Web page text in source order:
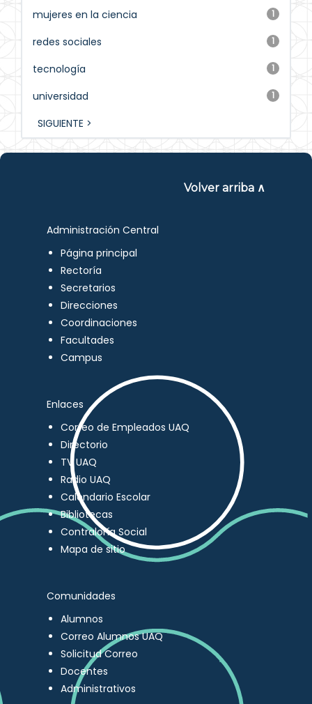
1
mujeres en la ciencia
1
redes sociales
1
tecnología
1
universidad
SIGUIENTE >
Volver arriba ∧
Administración Central
Página principal
Rectoría
Secretarios
Direcciones
Coordinaciones
Facultades
Campus
Enlaces
Correo de Empleados UAQ
Directorio
TV UAQ
Radio UAQ
Calendario Escolar
Bibliotecas
Contraloría Social
Mapa de sitio
Comunidades
Alumnos
Correo Alumnos UAQ
Solicitud Correo
Docentes
Administrativos